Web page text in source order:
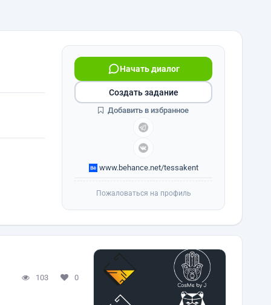
Начать диалог
www.behance.net/tessakent
Создать задание
Добавить в избранное
Пожаловаться на профиль
103 0